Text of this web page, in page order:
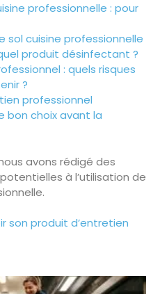
professionnelle : pour
sol cuisine professionnelle
produit désinfectant ?
: quels risques
?
professionnel
bon choix avant la
avons rédigé des
à l’utilisation de
son produit d’entretien